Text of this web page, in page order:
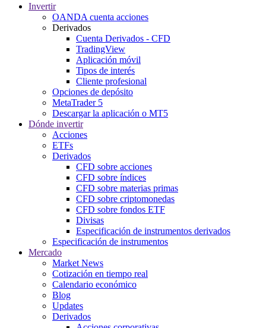
Invertir
OANDA cuenta acciones
Derivados
Cuenta Derivados - CFD
TradingView
Aplicación móvil
Tipos de interés
Cliente profesional
Opciones de depósito
MetaTrader 5
Descargar la aplicación o MT5
Dónde invertir
Acciones
ETFs
Derivados
CFD sobre acciones
CFD sobre índices
CFD sobre materias primas
CFD sobre criptomonedas
CFD sobre fondos ETF
Divisas
Especificación de instrumentos derivados
Especificación de instrumentos
Mercado
Market News
Cotización en tiempo real
Calendario económico
Blog
Updates
Derivados